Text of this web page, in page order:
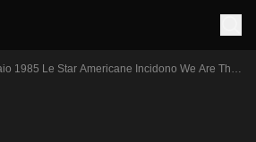
1985 Le Star Americane Incidono We Are The